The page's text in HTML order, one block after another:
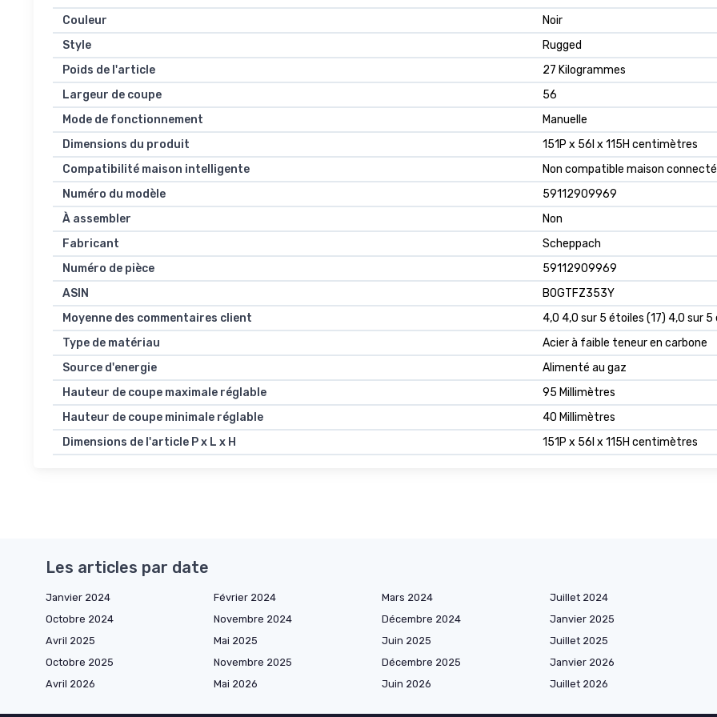
Couleur
Noir
Style
Rugged
Poids de l'article
27 Kilogrammes
Largeur de coupe
56
Mode de fonctionnement
Manuelle
Dimensions du produit
151P x 56l x 115H centimètres
Compatibilité maison intelligente
Non compatible maison
Numéro du modèle
59112909969
À assembler
Non
Fabricant
Scheppach
Numéro de pièce
59112909969
ASIN
B0GTFZ353Y
Moyenne des commentaires client
4,0 4,0 sur 5 étoiles (17) 4,0 sur 5
Type de matériau
Acier à faible teneur en carbone
Source d'energie
Alimenté au gaz
Hauteur de coupe maximale réglable
95 Millimètres
Hauteur de coupe minimale réglable
40 Millimètres
Dimensions de l'article P x L x H
151P x 56l x 115H centimètres
Les articles par date
Janvier 2024 Février 2024 Mars 2024 Juillet 2024
Octobre 2024
Novembre 2024 Décembre 2024 Janvier 2025
Avril 2025
Mai 2025 Juin 2025 Juillet 2025
Octobre 2025
Novembre 2025 Décembre 2025 Janvier 2026
Avril 2026
Mai 2026 Juin 2026 Juillet 2026